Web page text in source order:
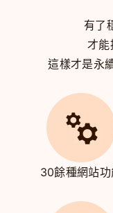
有了
才能
這樣才是永
30餘種網站功